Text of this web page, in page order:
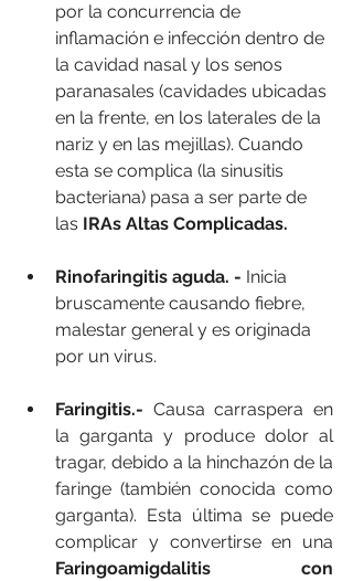
por la concurrencia de
inflamación e infección dentro de
la cavidad nasal y los senos
paranasales (cavidades ubicadas
en la frente, en los laterales de la
nariz y en las mejillas). Cuando
esta se complica (la sinusitis
bacteriana) pasa a ser parte de
las IRAs Altas Complicadas.
Rinofaringitis aguda. - Inicia
bruscamente causando fiebre,
malestar general y es originada
por un virus.
Faringitis.- Causa carraspera en
la garganta y produce dolor al
tragar, debido a la hinchazón de la
faringe (también conocida como
garganta). Esta última se puede
Faringoamigdalitis con